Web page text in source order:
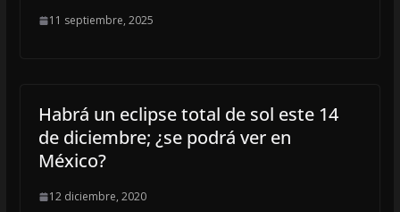
11 septiembre, 2025
Habrá un eclipse total de sol este 14
de diciembre; ¿se podrá ver en
México?
12 diciembre, 2020